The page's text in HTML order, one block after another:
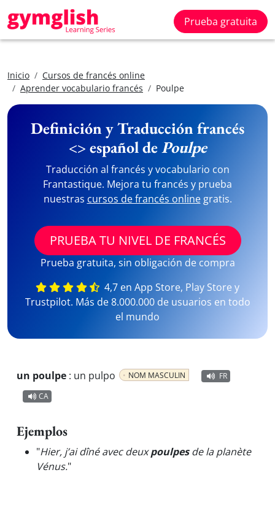
Prueba gratuita
Inicio
Cursos de francés online
Aprender vocabulario francés
Poulpe
Definición y Traducción francés
<> español dePoulpe
Traducción al francés y vocabulario con
Frantastique. Mejora tu francés y prueba
nuestras cursos de francés onlinegratis.
PRUEBA TU NIVEL DE FRANCÉS
Prueba gratuita, sin obligación de compra
4,7 en App Store, Play Store y
Trustpilot. Más de 8.000.000 de usuarios en todo
el mundo
un poulpe : un pulpo NOM MASCULIN
FR
CA
Ejemplos
"Hier, j’ai dîné avec deuxpoulpesde la planète
Vénus."